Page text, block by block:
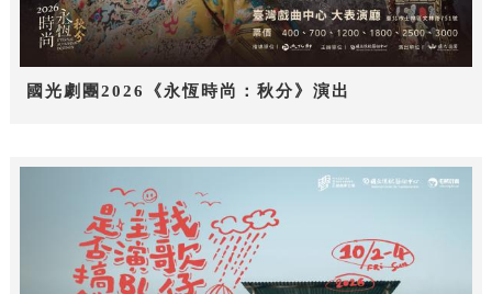
國光劇團2026《永恆時尚：秋分》演出